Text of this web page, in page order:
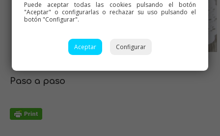
Queda tremendamente rico y jugoso.
Paso a paso
Puede aceptar todas las cookies pulsando el botón
"Aceptar" o configurarlas o rechazar su uso pulsando el
botón "Configurar".
Aceptar Configurar